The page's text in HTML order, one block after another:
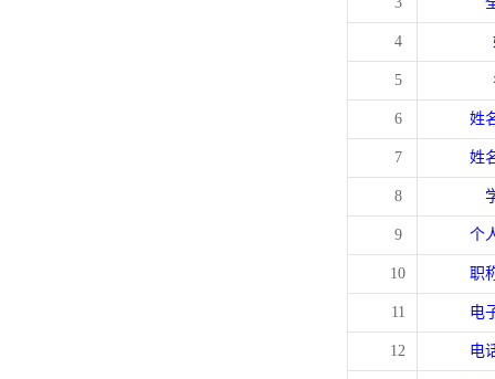
4
5
6 姓
7 姓
8
9 个
10 职
11 电
12 电